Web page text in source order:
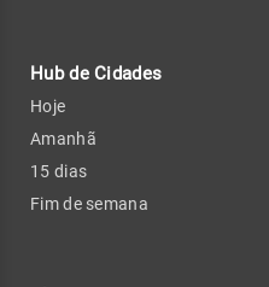
Hub de Cidades
Hoje
Amanhã
15 dias
Fim de semana